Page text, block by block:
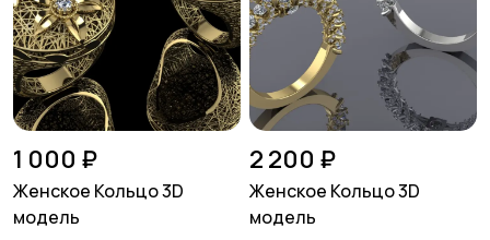
1 000 ₽
Женское Кольцо 3D
модель
2 200 ₽
Женское Кольцо 3D
модель